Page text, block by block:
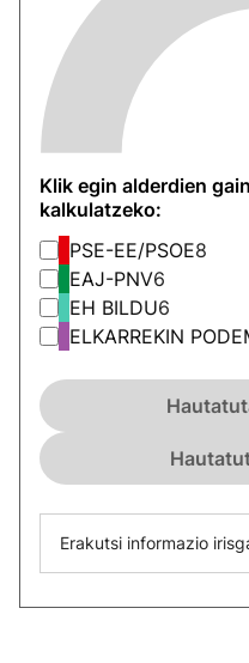
Klik egin alderdien
kalkulatzeko:
PSE-EE/PSOE8
EAJ-PNV6
EH BILDU6
ELKARREKIN
Erakutsi informazio